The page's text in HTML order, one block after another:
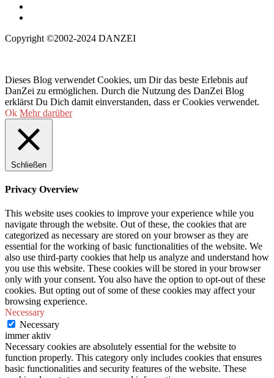
Copyright ©2002-2024 DANZEI
Dieses Blog verwendet Cookies, um Dir das beste Erlebnis auf
DanZei zu ermöglichen. Durch die Nutzung des DanZei Blog
erklärst Du Dich damit einverstanden, dass er Cookies verwendet.
Ok Mehr darüber
Schließen
Privacy Overview
This website uses cookies to improve your experience while you
navigate through the website. Out of these, the cookies that are
categorized as necessary are stored on your browser as they are
essential for the working of basic functionalities of the website. We
also use third-party cookies that help us analyze and understand how
you use this website. These cookies will be stored in your browser
only with your consent. You also have the option to opt-out of these
cookies. But opting out of some of these cookies may affect your
browsing experience.
Necessary
Necessary
immer aktiv
Necessary cookies are absolutely essential for the website to
function properly. This category only includes cookies that ensures
basic functionalities and security features of the website. These